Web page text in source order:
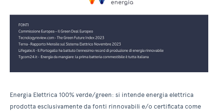
Energia Elettrica 100% verde/green: si intende energia elettrica
prodotta esclusivamente da fonti rinnovabili e/o certificata come